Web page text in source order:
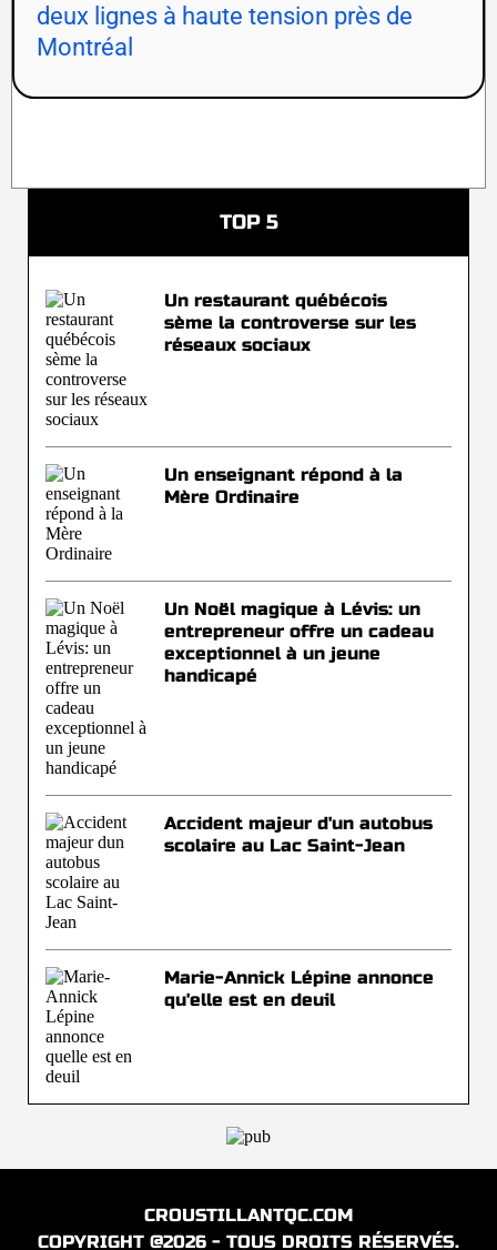
deux lignes à haute tension près de
Montréal
TOP 5
Un restaurant québécois
sème la controverse sur les
réseaux sociaux
Un enseignant répond à la
Mère Ordinaire
Un Noël magique à Lévis: un
entrepreneur offre un cadeau
exceptionnel à un jeune
handicapé
Accident majeur d'un autobus
scolaire au Lac Saint-Jean
Marie-Annick Lépine annonce
qu'elle est en deuil
CROUSTILLANTQC.COM
COPYRIGHT @2026 - TOUS DROITS RÉSERVÉS.